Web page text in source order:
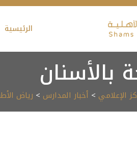
الرئيسية
بالأسنان
الإعلامي > أخبار المدارس > رياض